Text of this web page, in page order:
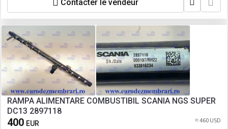
Contacter le vendeur
RAMPA ALIMENTARE COMBUSTIBIL SCANIA NGS SUPER
DC13 2897118
400 EUR ≈ 460 USD